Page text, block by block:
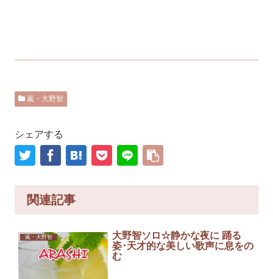
嵐・大野智
シェアする
関連記事
嵐・大野智
大野智ソロ☆静かな夜に 踊る
姿･天才的な美しい歌声に息をの
む